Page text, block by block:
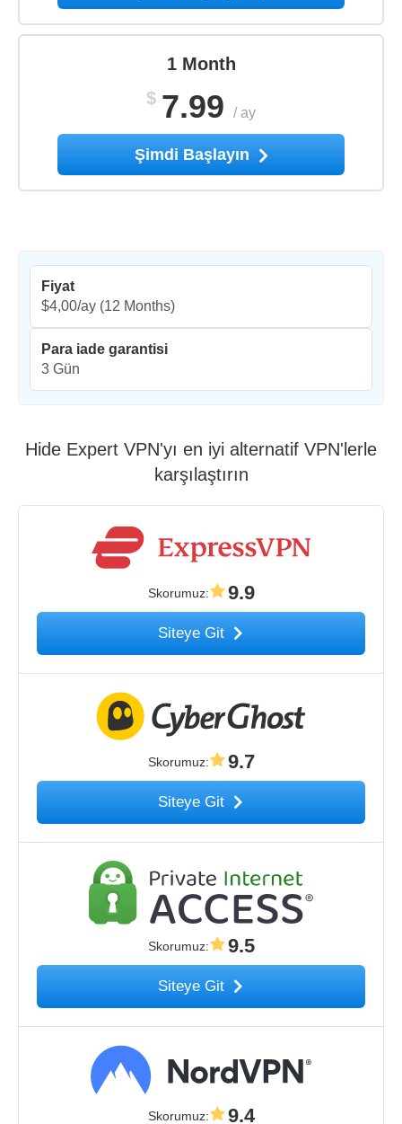
1 Month
$ 7.99 /ay
Şimdi Başlayın
Fiyat
$4,00/ay (12 Months)
Para iade garantisi
3 Gün
Hide Expert VPN'yı en iyi alternatif VPN'lerle
karşılaştırın
Skorumuz: 9.9
Siteye Git
Skorumuz: 9.7
Siteye Git
Skorumuz: 9.5
Siteye Git
Skorumuz: 9.4